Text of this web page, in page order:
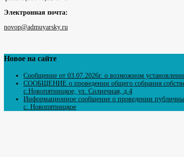
Электронная почта:
novop@admuyarsky.ru
Новое на сайте
Сообщение от 03.07.2026г. о возможном
СООБЩЕНИЕ о проведении общего собрания
с.Новопятницкое, ул. Солнечная, д.4
Информационное сообщение о проведении
с. Новопятницкое